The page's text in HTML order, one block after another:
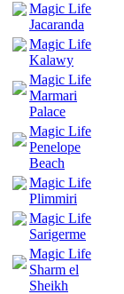
Magic Life
Jacaranda
Magic Life
Kalawy
Magic Life
Marmari
Palace
Magic Life
Penelope
Beach
Magic Life
Plimmiri
Magic Life
Sarigerme
Magic Life
Sharm el
Sheikh